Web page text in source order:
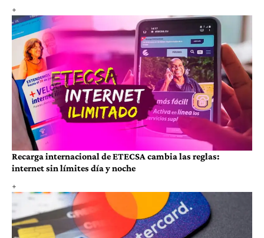
Recarga internacional de ETECSA cambia las reglas:
internet sin límites día y noche